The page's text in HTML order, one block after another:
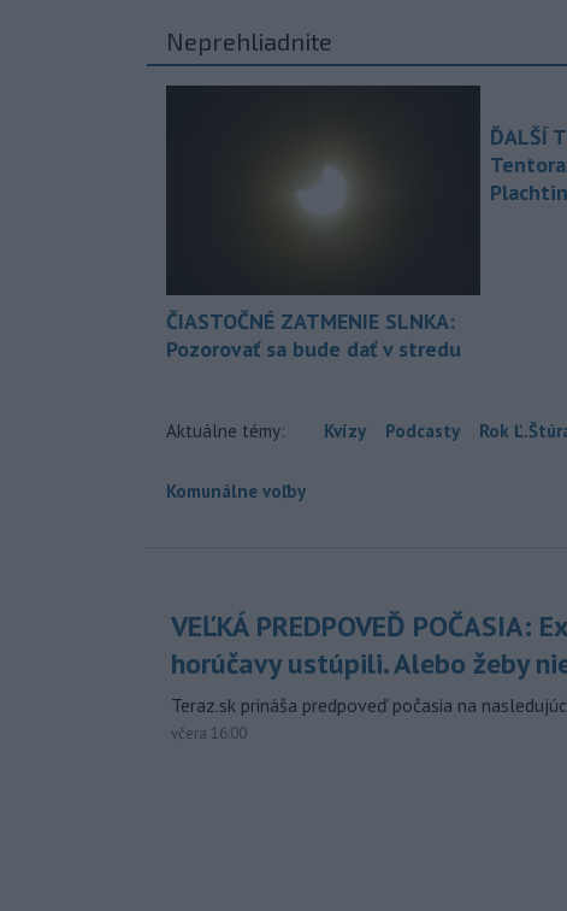
Neprehliadnite
ČIASTOČNÉ ZATMENIE SLNKA:
Pozorovať sa bude dať v stredu
ĎALŠÍ
Aktuálne témy: Kvízy Podcasty Rok
Komunálne voľby
VEĽKÁ PREDPOVEĎ POČASIA:
horúčavy ustúpili. Alebo žeby
Teraz.sk prináša predpoveď počasia na
včera 16:00